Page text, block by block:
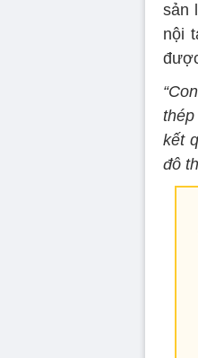
sản
nội
kết
đô